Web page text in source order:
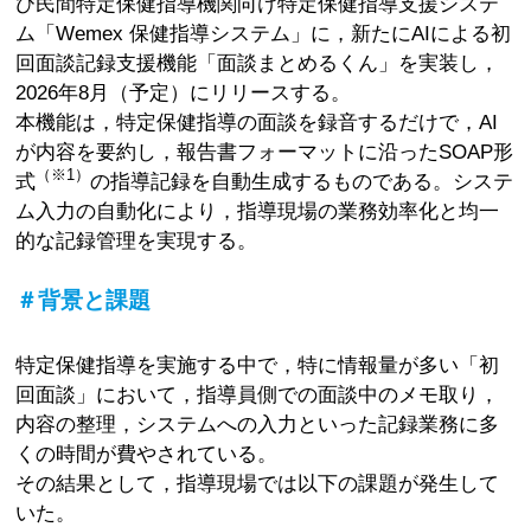
ム「Wemex 保健指導システム」に，新たにAIによる初
回面談記録支援機能「面談まとめるくん」を実装し，
2026年8月（予定）にリリースする。
本機能は，特定保健指導の面談を録音するだけで，AI
が内容を要約し，報告書フォーマットに沿ったSOAP形
式 （※1） の指導記録を自動生成するものである。システ
ム入力の自動化により，指導現場の業務効率化と均一
的な記録管理を実現する。
＃背景と課題
特定保健指導を実施する中で，特に情報量が多い「初
回面談」において，指導員側での面談中のメモ取り，
内容の整理，システムへの入力といった記録業務に多
くの時間が費やされている。
その結果として，指導現場では以下の課題が発生して
いた。